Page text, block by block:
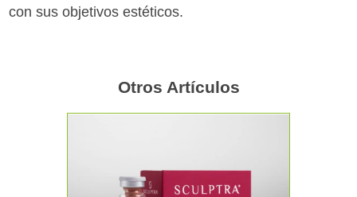
con sus objetivos estéticos.
Otros Artículos